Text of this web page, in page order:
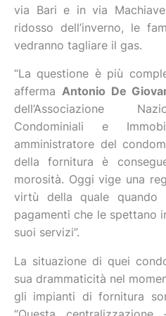
via Bari e in via
ridosso dell’inverno, le
vedranno tagliare il gas.
“La questione è più
afferma Antonio De
dell’Associazione
Condominiali e
amministratore del
della fornitura è
morosità. Oggi vige una
virtù della quale quando
pagamenti che le spettano
suoi servizi”.
La situazione di quei
sua drammaticità nel
gli impianti di fornitura